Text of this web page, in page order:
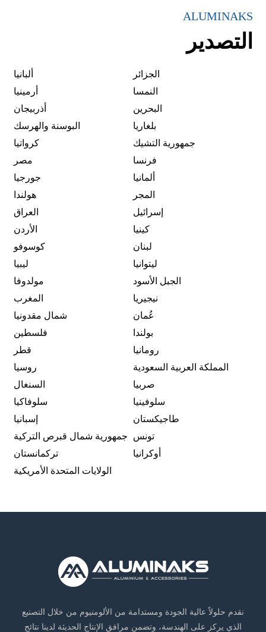
ALUMINAKS
التصدير
ألبانيا
الجزائر
أرمينيا
النمسا
أذربيجان
البحرين
البوسنة والهرسك
بلغاريا
كرواتيا
جمهورية التشيك
مصر
فرنسا
جورجيا
ألمانيا
هولندا
المجر
العراق
إسرائيل
الأردن
كينيا
كوسوفو
لبنان
ليبيا
ليتوانيا
مولدوفا
الجبل الأسود
المغرب
نيجيريا
شمال مقدونيا
عُمان
فلسطين
بولندا
قطر
رومانيا
روسيا
المملكة العربية السعودية
السنغال
صربيا
سلوفاكيا
سلوفينيا
إسبانيا
طاجيكستان
جمهورية شمال قبرص التركية
تونس
تركمانستان
أوكرانيا
الولايات المتحدة الأمريكية
نقدم حلولاً عالية الجودة ومستدامة من الألومنيوم من خلال التصنيع
الذي يركز على الهندسة، وتضمن مرافق الإنتاج الحديثة لدينا نتائج